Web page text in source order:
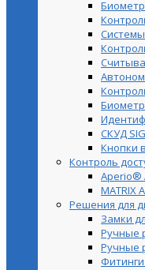
СКУД
Кнопки
Контроль
Aperio®
MATRIX
Решения для
Замки
Ручные
Ручные